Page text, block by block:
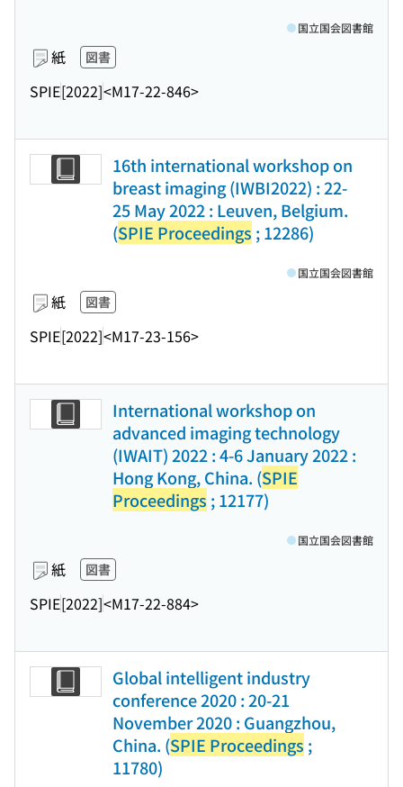
紙 図書
SPIE[2022]<M17-22-846>
国立国会図書館
16th international workshop on
breast imaging (IWBI2022) : 22-
25 May 2022 : Leuven, Belgium.
(SPIE Proceedings ; 12286)
紙 図書
SPIE[2022]<M17-23-156>
国立国会図書館
International workshop on
advanced imaging technology
(IWAIT) 2022 : 4-6 January 2022 :
Hong Kong, China. (SPIE
Proceedings ; 12177)
紙 図書
SPIE[2022]<M17-22-884>
国立国会図書館
Global intelligent industry
conference 2020 : 20-21
November 2020 : Guangzhou,
China. (SPIE Proceedings ;
11780)